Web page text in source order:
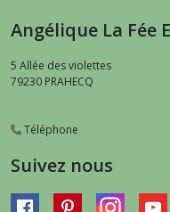
Angélique La Fée
5 Allée des violettes
79230 PRAHECQ
Téléphone
Suivez nous